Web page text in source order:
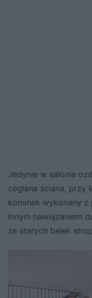
Jedynie w salonie
ceglana ściana, przy
kominek wykonany z
Innym nawiązaniem
ze starych belek